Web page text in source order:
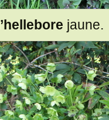
l’hellebore jaune.